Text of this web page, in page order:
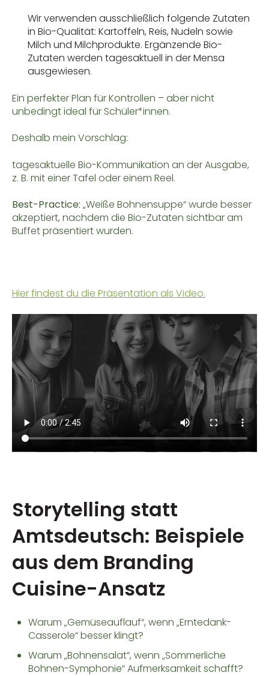
Wir verwenden ausschließlich folgende Zutaten
in Bio-Qualität: Kartoffeln, Reis, Nudeln sowie
Milch und Milchprodukte. Ergänzende Bio-
Zutaten werden tagesaktuell in der Mensa
ausgewiesen.
Ein perfekter Plan für Kontrollen – aber nicht
unbedingt ideal für Schüler*innen.
Deshalb mein Vorschlag:
tagesaktuelle Bio-Kommunikation an der Ausgabe,
z. B. mit einer Tafel oder einem Reel.
Best-Practice: „Weiße Bohnensuppe“ wurde besser
akzeptiert, nachdem die Bio-Zutaten sichtbar am
Buffet präsentiert wurden.
Hier findest du die Präsentation als Video.
Storytelling statt
Amtsdeutsch: Beispiele
aus dem Branding
Cuisine-Ansatz
Warum „Gemüseauflauf“, wenn „Erntedank-
Casserole“ besser klingt?
Warum „Bohnensalat“, wenn „Sommerliche
Bohnen-Symphonie“ Aufmerksamkeit schafft?